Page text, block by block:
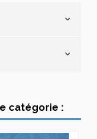
catégorie :